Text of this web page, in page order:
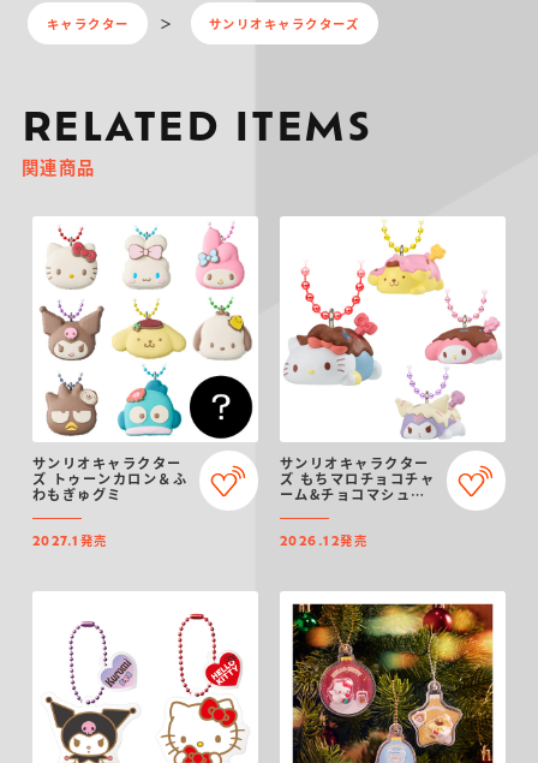
キャラクター サンリオキャラクターズ
RELATED ITEMS
関連商品
サンリオキャラクター
ズ トゥーンカロン＆ふ
わもぎゅグミ
2027.1 発売
サンリオキャラクター
ズ もちマロチョコチャ
ーム&チョコマシュマ
2026.12発売